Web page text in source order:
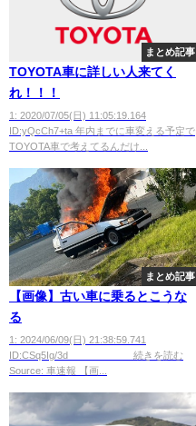
まとめ記事
TOYOTA車に詳しい人来てく
れ！！！
1: 2020/07/05(日) 11:05:19.164
ID:yQcCh7+ta 年内までに車変える予定で
TOYOTA車で考えてるんだけ...
まとめ記事
【画像】古い車に乗るとこうな
る
1: 2024/06/09(日) 21:38:59.741
ID:CSq5Ig/3d 続きを読む
Source: 車速報 【画...